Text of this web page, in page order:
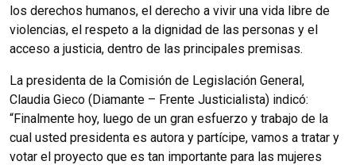
los derechos humanos, el derecho a vivir una vida libre de
violencias, el respeto a la dignidad de las personas y el
acceso a justicia, dentro de las principales premisas.
La presidenta de la Comisión de Legislación General,
Claudia Gieco (Diamante – Frente Justicialista) indicó:
“Finalmente hoy, luego de un gran esfuerzo y trabajo de la
cual usted presidenta es autora y partícipe, vamos a tratar y
votar el proyecto que es tan importante para las mujeres